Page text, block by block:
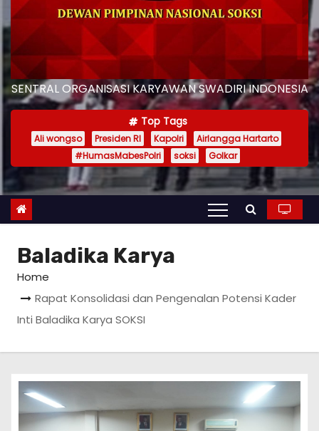
SENTRAL ORGANISASI KARYAWAN SWADIRI INDONESIA
Top Tags
Ali wongso Presiden RI Kapolri
Airlangga Hartarto
#HumasMabesPolri
soksi Golkar
Baladika Karya
Home
Rapat Konsolidasi dan Pengenalan Potensi Kader
Inti Baladika Karya SOKSI